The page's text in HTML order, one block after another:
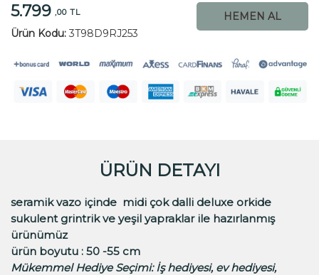
5.799 ,00 TL
Ürün Kodu: 3T98D9RJ253
HEMEN AL
ÜRÜN DETAYI
seramik vazo içinde midi çok dalli deluxe orkide
sukulent grintrik ve yeşil yapraklar ile hazırlanmış
ürünümüz
ürün boyutu : 50 -55 cm
Mükemmel Hediye Seçimi: İş hediyesi, ev hediyesi,